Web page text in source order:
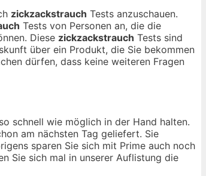
zickzackstrauch Tests anzuschauen.
Tests von Personen an, die die
Diese zickzackstrauch Tests sind
über ein Produkt, die Sie bekommen
dürfen, dass keine weiteren Fragen
so schnell wie möglich in der Hand halten.
am nächsten Tag geliefert. Sie
sparen Sie sich mit Prime auch noch
Sie sich mal in unserer Auflistung die